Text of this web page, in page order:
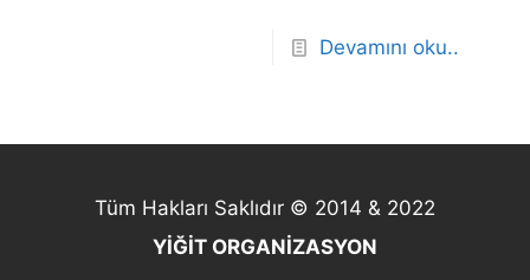
Devamını oku..
Tüm Hakları Saklıdır © 2014 & 2022
YİĞİT ORGANİZASYON